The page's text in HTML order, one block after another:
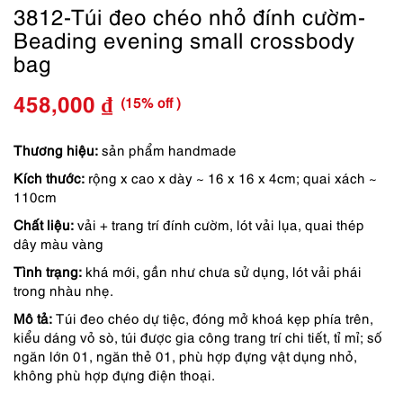
3812-Túi đeo chéo nhỏ đính cườm-
Beading evening small crossbody
bag
Giá
gốc
là:
458,000 ₫
Giá
hiện
tại
(15% off )
Thương hiệu: sản phẩm handmade
Kích thước: rộng x cao x dày ~ 16 x 16 x 4cm; quai xách ~
110cm
Chất liệu: vải + trang trí đính cườm, lót vải lụa, quai thép
dây màu vàng
Tình trạng: khá mới, gần như chưa sử dụng, lót vải phái
trong nhàu nhẹ.
Mô tả: Túi đeo chéo dự tiệc, đóng mở khoá kẹp phía trên,
kiểu dáng vỏ sò, túi được gia công trang trí chi tiết, tỉ mỉ; số
ngăn lớn 01, ngăn thẻ 01, phù hợp đựng vật dụng nhỏ,
không phù hợp đựng điện thoại.